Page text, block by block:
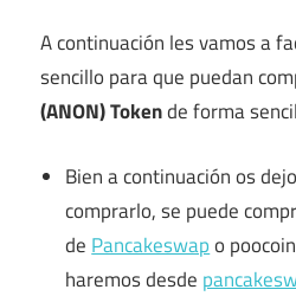
A continuación les vamos a
sencillo para que puedan
(ANON) Tokende forma
Bien a continuación os
comprarlo, se puede
de Pancakeswapo
haremos desde